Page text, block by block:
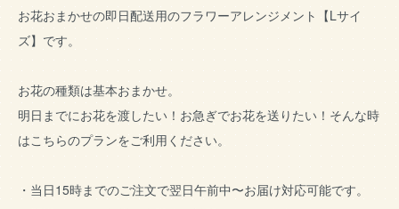
お花おまかせの即日配送用のフラワーアレンジメント【Lサイ
ズ】です。
お花の種類は基本おまかせ。
明日までにお花を渡したい！お急ぎでお花を送りたい！そんな時
はこちらのプランをご利用ください。
・当日15時までのご注文で翌日午前中〜お届け対応可能です。